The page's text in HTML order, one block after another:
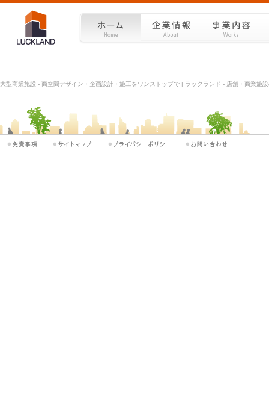
大型商業施設 - 商空間デザイン・企画設計・施工をワンストップで | ラックランド - 店舗・商業施